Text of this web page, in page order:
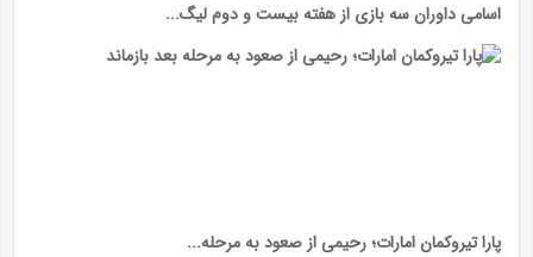
اسامی داوران سه بازی از هفته بیست و دوم لیگ...
پارا تیروکمان امارات؛ رحیمی از صعود به مرحله...